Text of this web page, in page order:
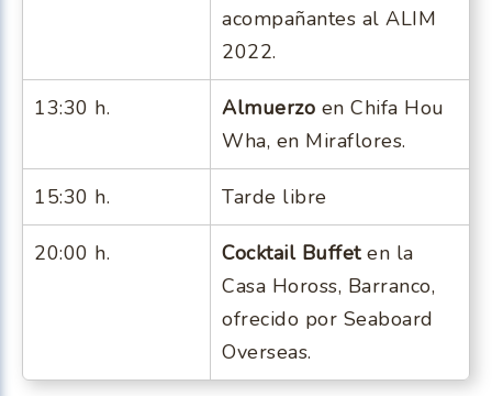
acompañantes al ALIM
2022.
13:30 h. Almuerzo en Chifa Hou
Wha, en Miraflores.
15:30 h. Tarde libre
20:00 h. Cocktail Buffeten la
Casa Hoross, Barranco,
ofrecido por Seaboard
Overseas.